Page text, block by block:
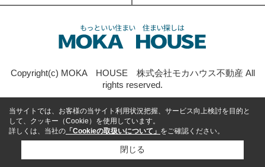
Copyright(c) MOKA HOUSE 株式会社モカハウス不動産 All
rights reserved.
当サイトでは、お客様の当サイト利用状況把握、サービス向上検討を目的と
して、クッキー（Cookie）を使用しています。
詳しくは、当社の 「Cookieの取扱いについて」 をご確認ください。
閉じる